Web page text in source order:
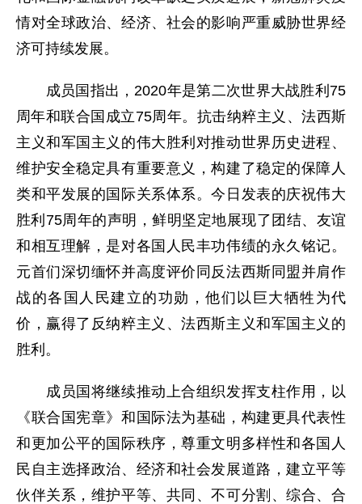
情对全球政治、经济、社会的影响严重威胁世界经
济可持续发展。
成员国指出，2020年是第二次世界大战胜利75
周年和联合国成立75周年。抗击纳粹主义、法西斯
主义和军国主义的伟大胜利对推动世界历史进程、
维护安全稳定具有重要意义，构建了稳定的保障人
类和平发展的国际关系体系。今日发表的庆祝伟大
胜利75周年的声明，鲜明坚定地展现了团结、友谊
和相互理解，是对各国人民丰功伟绩的永久铭记。
元首们深切缅怀并高度评价同反法西斯同盟并肩作
战的各国人民建立的功勋，他们以巨大牺牲为代
价，赢得了反纳粹主义、法西斯主义和军国主义的
胜利。
成员国将继续推动上合组织发挥支柱作用，以
《联合国宪章》和国际法为基础，构建更具代表性
和更加公平的国际秩序，尊重文明多样性和各国人
民自主选择政治、经济和社会发展道路，建立平等
伙伴关系，维护平等、共同、不可分割、综合、合